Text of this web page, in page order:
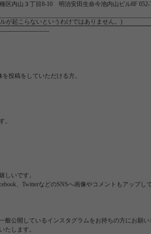
区内山３丁目8-10 明治安田生命今池内山ビル8F 052-
が起こらないというわけではありません。)
投稿をしていただける方。
。
しいです。
、TwitterなどのSNSへ画像やコメントもアップし
公開しているインスタグラムをお持ちの方にお願い
たします。